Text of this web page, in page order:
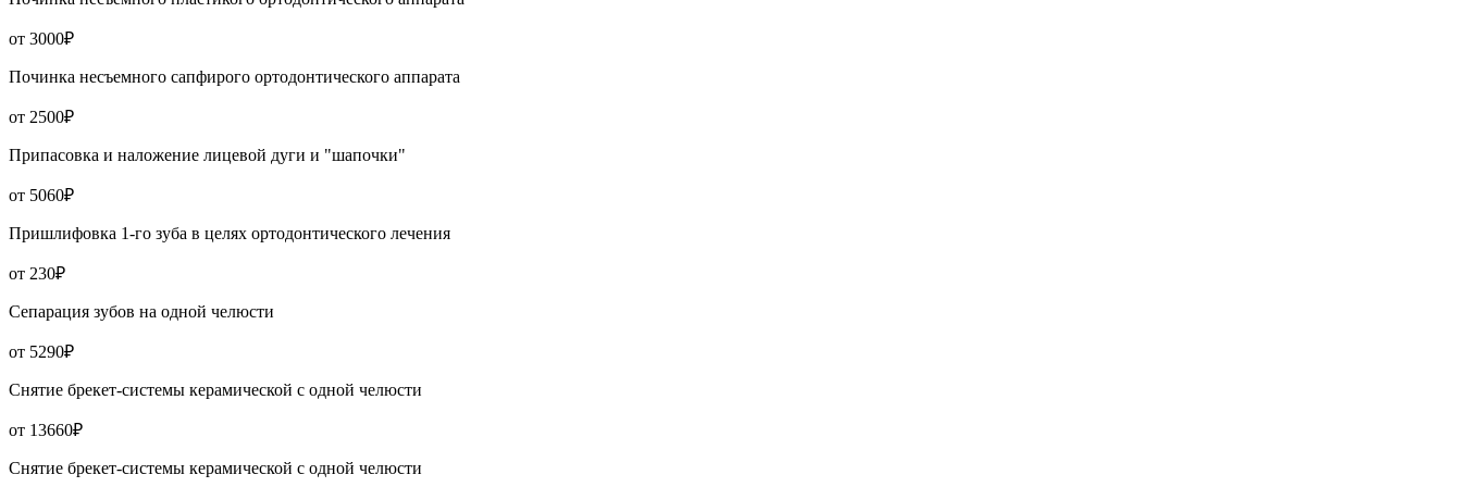
от 3000₽
Починка несъемного сапфирого ортодонтического аппарата
от 2500₽
Припасовка и наложение лицевой дуги и "шапочки"
от 5060₽
Пришлифовка 1-го зуба в целях ортодонтического лечения
от 230₽
Сепарация зубов на одной челюсти
от 5290₽
Снятие брекет-системы керамической с одной челюсти
от 13660₽
Снятие брекет-системы керамической с одной челюсти